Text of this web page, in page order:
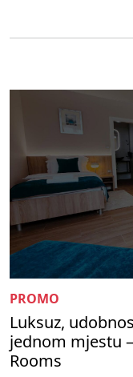
PROMO
Luksuz,
jednom mjestu
Rooms